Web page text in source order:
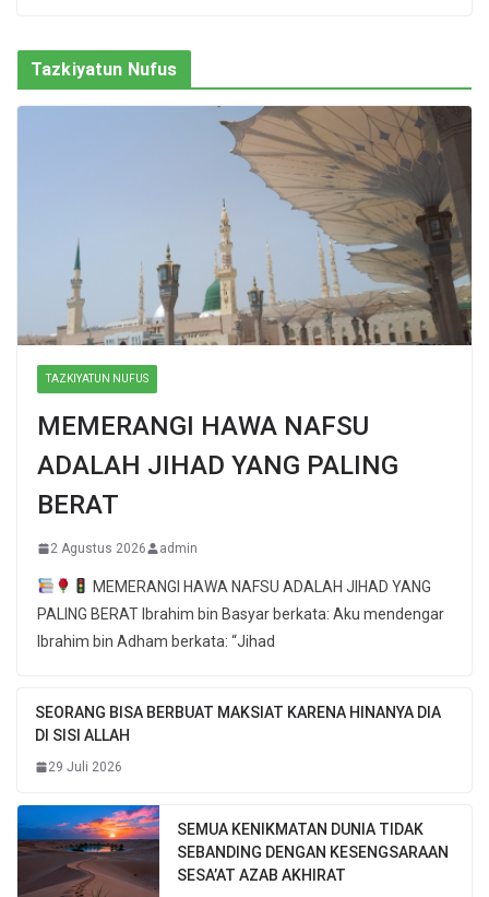
Tazkiyatun Nufus
TAZKIYATUN NUFUS
MEMERANGI HAWA NAFSU
ADALAH JIHAD YANG PALING
BERAT
2 Agustus 2026 admin
MEMERANGI HAWA NAFSU ADALAH JIHAD YANG
PALING BERAT Ibrahim bin Basyar berkata: Aku mendengar
Ibrahim bin Adham berkata: “Jihad
SEORANG BISA BERBUAT MAKSIAT KARENA HINANYA DIA
DI SISI ALLAH
29 Juli 2026
SEMUA KENIKMATAN DUNIA TIDAK
SEBANDING DENGAN KESENGSARAAN
SESA’AT AZAB AKHIRAT